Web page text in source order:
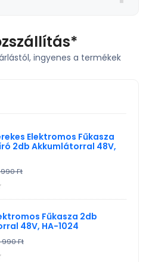
ingyenes a termékek
Elektromos Fűkasza
2db Akkumlátorral 48V,
990 Ft
Fűkasza 2db
48V, HA-1024
990 Ft